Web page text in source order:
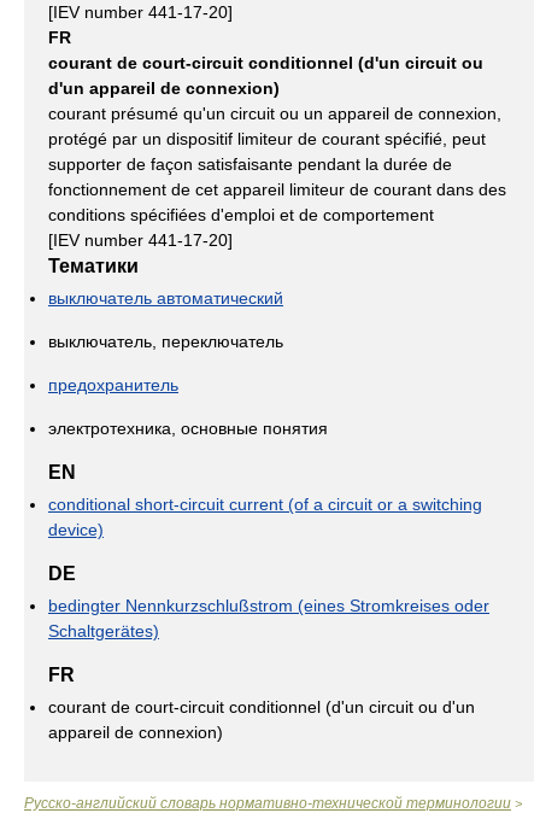
[IEV number 441-17-20]
FR
courant de court-circuit conditionnel (d'un circuit ou
d'un appareil de connexion)
courant présumé qu'un circuit ou un appareil de connexion,
protégé par un dispositif limiteur de courant spécifié, peut
supporter de façon satisfaisante pendant la durée de
fonctionnement de cet appareil limiteur de courant dans des
conditions spécifiées d'emploi et de comportement
[IEV number 441-17-20]
Тематики
выключатель автоматический
выключатель, переключатель
предохранитель
электротехника, основные понятия
EN
conditional short-circuit current (of a circuit or a switching
device)
DE
bedingter Nennkurzschlußstrom (eines Stromkreises oder
Schaltgerätes)
FR
courant de court-circuit conditionnel (d'un circuit ou d'un
appareil de connexion)
Русско-английский словарь нормативно-технической терминологии >